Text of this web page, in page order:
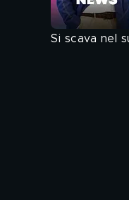
Si scava nel